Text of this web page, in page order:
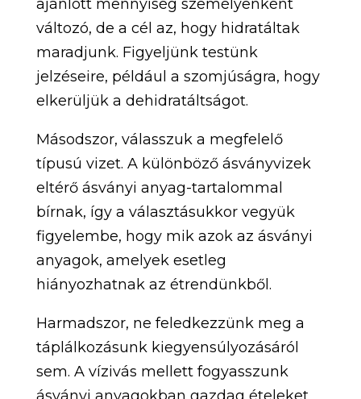
ajánlott mennyiség személyenként
változó, de a cél az, hogy hidratáltak
maradjunk. Figyeljünk testünk
jelzéseire, például a szomjúságra, hogy
elkerüljük a dehidratáltságot.
Másodszor, válasszuk a megfelelő
típusú vizet. A különböző ásványvizek
eltérő ásványi anyag-tartalommal
bírnak, így a választásukkor vegyük
figyelembe, hogy mik azok az ásványi
anyagok, amelyek esetleg
hiányozhatnak az étrendünkből.
Harmadszor, ne feledkezzünk meg a
táplálkozásunk kiegyensúlyozásáról
sem. A vízivás mellett fogyasszunk